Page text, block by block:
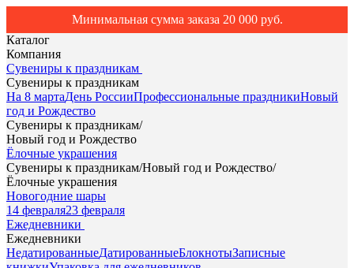
Минимальная сумма заказа 20 000 руб.
Каталог
Компания
Сувениры к праздникам
Сувениры к праздникам
На 8 мартаДень РоссииПрофессиональные праздникиНовый
год и Рождество
Сувениры к праздникам/
Новый год и Рождество
Ёлочные украшения
Сувениры к праздникам/Новый год и Рождество/
Ёлочные украшения
Новогодние шары
14 февраля23 февраля
Ежедневники
Ежедневники
НедатированныеДатированныеБлокнотыЗаписные